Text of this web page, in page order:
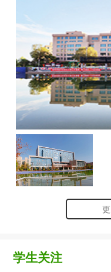
学生关注